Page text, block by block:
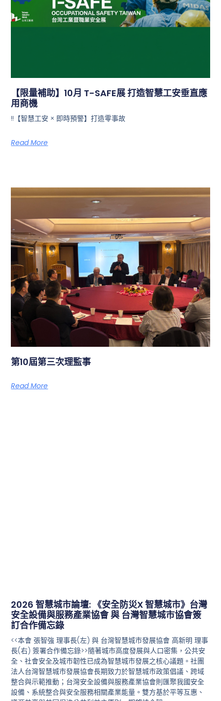
【限量補助】10月 T-SAFE展 打造智慧工安垂直應
用商機
!!【智慧工安 × 即時預警】打造零事故
Read More
第10屆第三次理監事
Read More
2026 智慧城市論壇: 《安全防災X 智慧城市》台灣
安全設備與服務產業協會 與 台灣智慧城市協會簽
訂合作備忘錄
<<本會 張智強 理事長(左) 與 台灣智慧城市發展協會 高新明 理事
長(右) 簽署合作備忘錄>>隨著城市高度發展與人口密集，公共安
全、社會安全及城市韌性已成為智慧城市發展之核心議題。社團
法人台灣智慧城市發展協會長期致力於智慧城市政策倡議、跨域
整合與示範推動；台灣安全設備與服務產業協會則匯聚我國安全
設備、系統整合與安全服務相關產業能量。雙方基於平等互惠、